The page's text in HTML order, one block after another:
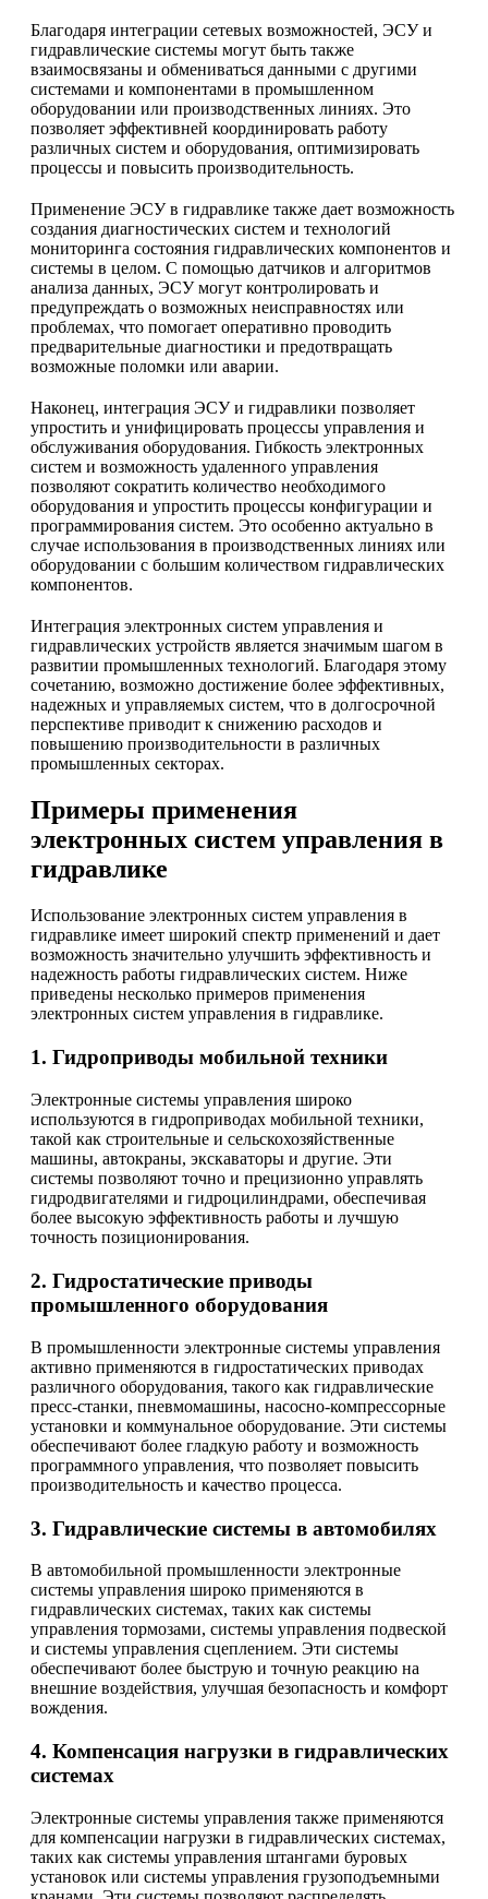
Благодаря интеграции сетевых возможностей, ЭСУ и
гидравлические системы могут быть также
взаимосвязаны и обмениваться данными с другими
системами и компонентами в промышленном
оборудовании или производственных линиях. Это
позволяет эффективней координировать работу
различных систем и оборудования, оптимизировать
процессы и повысить производительность.
Применение ЭСУ в гидравлике также дает возможность
создания диагностических систем и технологий
мониторинга состояния гидравлических компонентов и
системы в целом. С помощью датчиков и алгоритмов
анализа данных, ЭСУ могут контролировать и
предупреждать о возможных неисправностях или
проблемах, что помогает оперативно проводить
предварительные диагностики и предотвращать
возможные поломки или аварии.
Наконец, интеграция ЭСУ и гидравлики позволяет
упростить и унифицировать процессы управления и
обслуживания оборудования. Гибкость электронных
систем и возможность удаленного управления
позволяют сократить количество необходимого
оборудования и упростить процессы конфигурации и
программирования систем. Это особенно актуально в
случае использования в производственных линиях или
оборудовании с большим количеством гидравлических
компонентов.
Интеграция электронных систем управления и
гидравлических устройств является значимым шагом в
развитии промышленных технологий. Благодаря этому
сочетанию, возможно достижение более эффективных,
надежных и управляемых систем, что в долгосрочной
перспективе приводит к снижению расходов и
повышению производительности в различных
промышленных секторах.
Примеры применения
электронных систем управления в
гидравлике
Использование электронных систем управления в
гидравлике имеет широкий спектр применений и дает
возможность значительно улучшить эффективность и
надежность работы гидравлических систем. Ниже
приведены несколько примеров применения
электронных систем управления в гидравлике.
1. Гидроприводы мобильной техники
Электронные системы управления широко
используются в гидроприводах мобильной техники,
такой как строительные и сельскохозяйственные
машины, автокраны, экскаваторы и другие. Эти
системы позволяют точно и прецизионно управлять
гидродвигателями и гидроцилиндрами, обеспечивая
более высокую эффективность работы и лучшую
точность позиционирования.
2. Гидростатические приводы
промышленного оборудования
В промышленности электронные системы управления
активно применяются в гидростатических приводах
различного оборудования, такого как гидравлические
пресс-станки, пневмомашины, насосно-компрессорные
установки и коммунальное оборудование. Эти системы
обеспечивают более гладкую работу и возможность
программного управления, что позволяет повысить
производительность и качество процесса.
3. Гидравлические системы в автомобилях
В автомобильной промышленности электронные
системы управления широко применяются в
гидравлических системах, таких как системы
управления тормозами, системы управления подвеской
и системы управления сцеплением. Эти системы
обеспечивают более быструю и точную реакцию на
внешние воздействия, улучшая безопасность и комфорт
вождения.
4. Компенсация нагрузки в гидравлических
системах
Электронные системы управления также применяются
для компенсации нагрузки в гидравлических системах,
таких как системы управления штангами буровых
установок или системы управления грузоподъемными